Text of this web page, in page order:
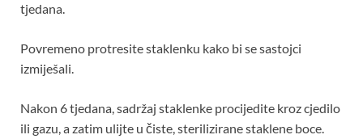
tjedana.
Povremeno protresite staklenku kako bi se sastojci
izmiješali.
Nakon 6 tjedana, sadržaj staklenke procijedite kroz cjedilo
ili gazu, a zatim ulijte u čiste, sterilizirane staklene boce.